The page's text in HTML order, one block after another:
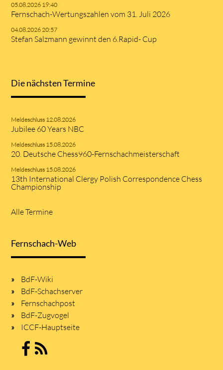
05.08.2026 19:40
Fernschach-Wertungszahlen vom 31. Juli 2026
04.08.2026 20:57
Stefan Salzmann gewinnt den 6.Rapid- Cup
Die nächsten Termine
Meldeschluss 12.08.2026
Jubilee 60 Years NBC
Meldeschluss 15.08.2026
20. Deutsche Chess960-Fernschachmeisterschaft
Meldeschluss 15.08.2026
13th International Clergy Polish Correspondence Chess
Championship
Alle Termine
Fernschach-Web
BdF-Wiki
BdF-Schachserver
Fernschachpost
BdF-Zugvogel
ICCF-Hauptseite